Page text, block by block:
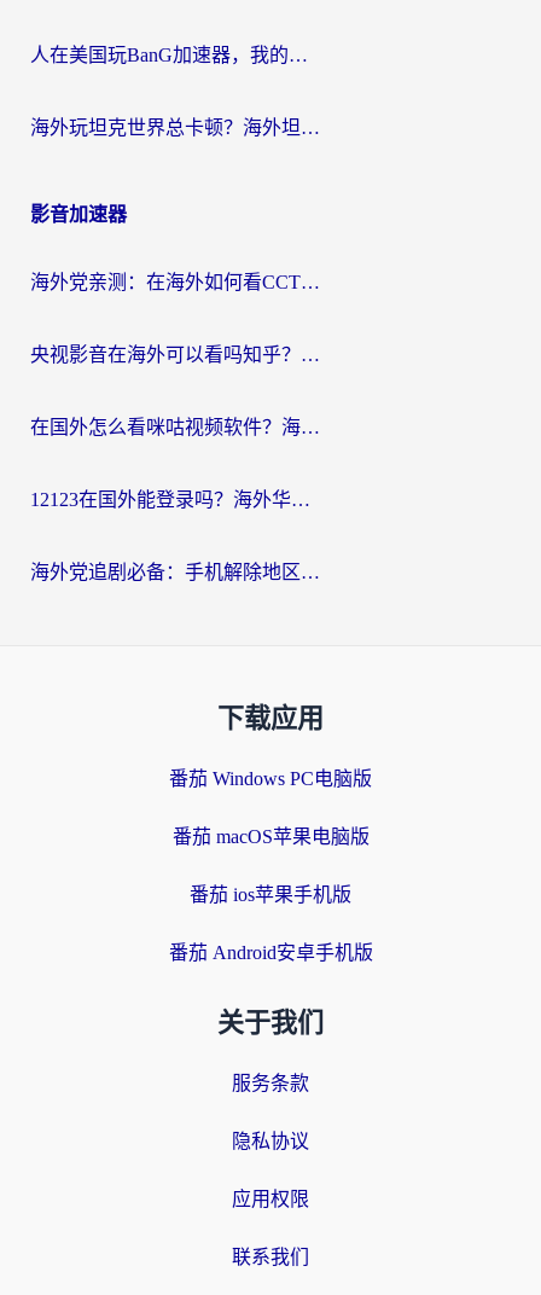
人在美国玩BanG加速器，我的延迟终于绿了
海外玩坦克世界总卡顿？海外坦克世界加速器有哪些？实测好用的选择在这里
影音加速器
海外党亲测：在海外如何看CCTV？告别“仅限大陆播放”的实用指南
央视影音在海外可以看吗知乎？留学生亲测：3步解决地域限制+追剧自由
在国外怎么看咪咕视频软件？海外党亲测有效的回国加速方案
12123在国外能登录吗？海外华人必看的回国加速实用指南
海外党追剧必备：手机解除地区限制app怎么选？解决央视视频&国内剧地区限制全指南
下载应用
番茄 Windows PC电脑版
番茄 macOS苹果电脑版
番茄 ios苹果手机版
番茄 Android安卓手机版
关于我们
服务条款
隐私协议
应用权限
联系我们